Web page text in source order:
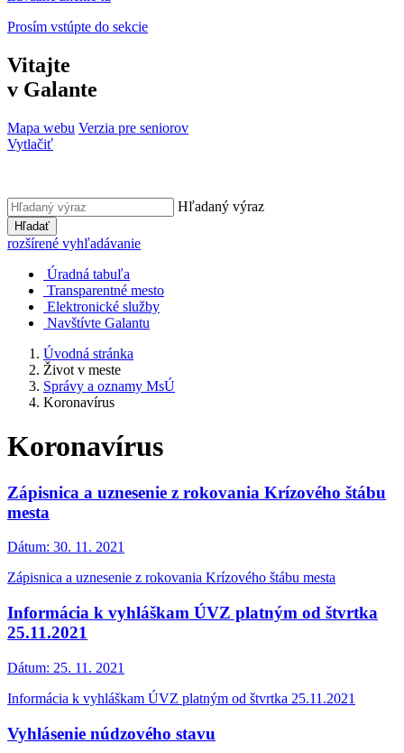
Prosím vstúpte do sekcie
Vitajte
v Galante
Mapa webu Verzia pre seniorov
Vytlačiť
Hľadaný výraz
Hľadať
rozšírené vyhľadávanie
Úradná tabuľa
Transparentné mesto
Elektronické služby
Navštívte Galantu
Úvodná stránka
Život v meste
Správy a oznamy MsÚ
Koronavírus
Koronavírus
Zápisnica a uznesenie z rokovania Krízového štábu
mesta
Dátum: 30. 11. 2021
Zápisnica a uznesenie z rokovania Krízového štábu mesta
Informácia k vyhláškam ÚVZ platným od štvrtka
25.11.2021
Dátum: 25. 11. 2021
Informácia k vyhláškam ÚVZ platným od štvrtka 25.11.2021
Vyhlásenie núdzového stavu